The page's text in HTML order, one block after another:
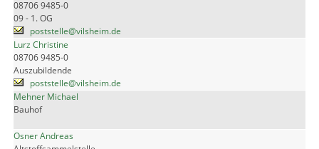
08706 9485-0
09 - 1. OG
poststelle@vilsheim.de
Lurz Christine
08706 9485-0
Auszubildende
poststelle@vilsheim.de
Mehner Michael
Bauhof
Osner Andreas